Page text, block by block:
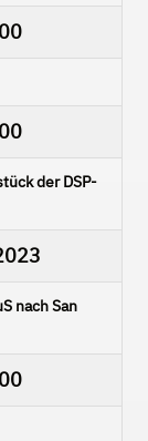
der DSP-
nach San